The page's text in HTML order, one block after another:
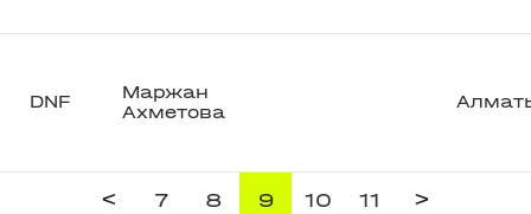
DNF
Маржан
Ахметова
< 7 8 9 10 11 >